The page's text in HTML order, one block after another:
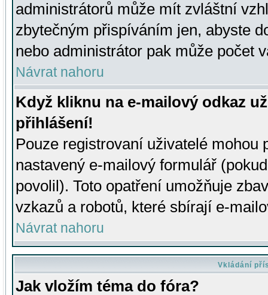
administrátorů může mít zvláštní
zbytečným přispíváním jen, abyste
nebo administrátor pak může počet
Návrat nahoru
Když kliknu na e-mailový odkaz
přihlášení!
Pouze registrovaní uživatelé mohou
nastavený e-mailový formulář
povolil). Toto opatření umožňuje
vzkazů a robotů, které sbírají e-
Návrat nahoru
Vkládání
Jak vložím téma do fóra?